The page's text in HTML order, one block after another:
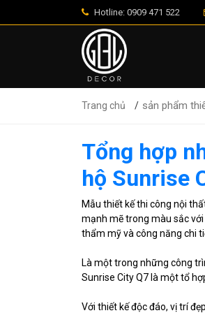
Hotline: 0909 471 522
Trang chủ sản phẩm
Tổng hợp
hộ Sunrise
Mẫu thiết kế thi công nội
mạnh mẽ trong màu sắc
thẩm mỹ và công năng chi
Là một trong những công
Sunrise City Q7 là một tổ
Với thiết kế độc đáo, vị trí